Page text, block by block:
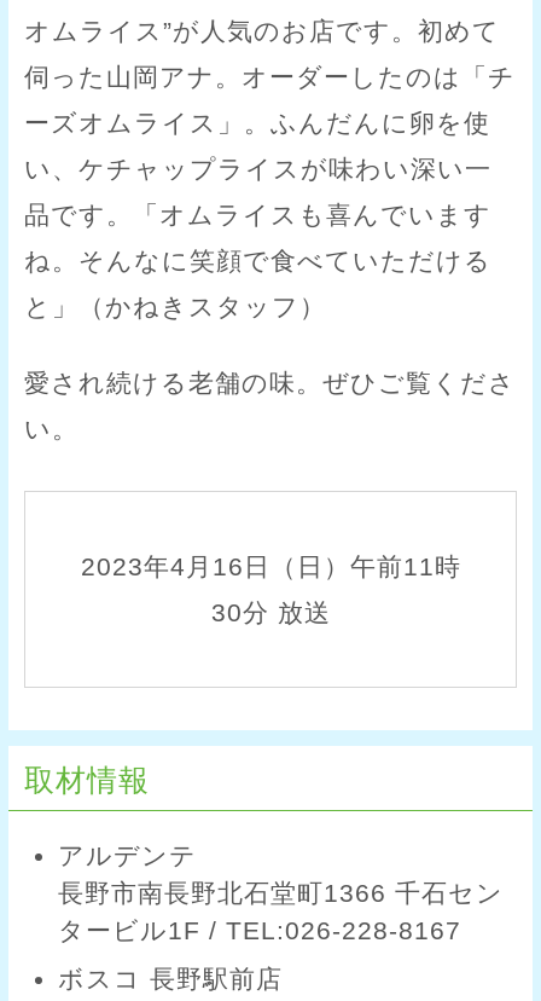
オムライス”が人気のお店です。初めて
伺った山岡アナ。オーダーしたのは「チ
ーズオムライス」。ふんだんに卵を使
い、ケチャップライスが味わい深い一
品です。「オムライスも喜んでいます
ね。そんなに笑顔で食べていただける
と」（かねきスタッフ）
愛され続ける老舗の味。ぜひご覧くださ
い。
2023年4月16日（日）午前11時
30分 放送
取材情報
アルデンテ
長野市南長野北石堂町1366 千石セン
タービル1F / TEL:026-228-8167
ボスコ 長野駅前店